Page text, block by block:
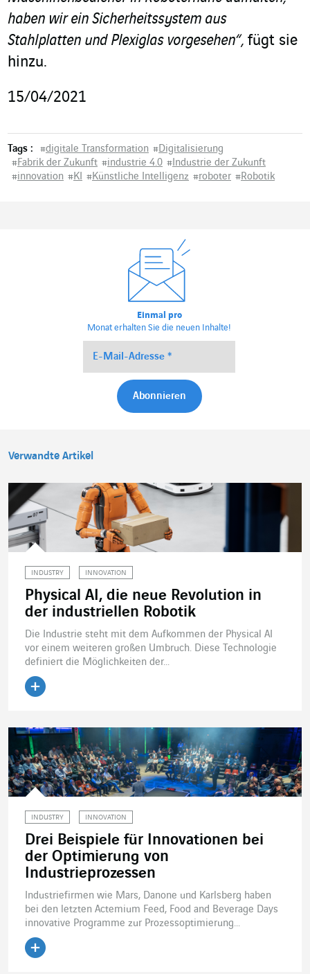
haben wir ein Sicherheitssystem aus
Stahlplatten und Plexiglas vorgesehen“, fügt sie
hinzu.
15/04/2021
Tags : #digitale Transformation #Digitalisierung
#Fabrik der Zukunft #industrie 4.0 #Industrie der Zukunft
#innovation #KI #Künstliche Intelligenz #roboter #Robotik
Einmal pro
Monat erhalten Sie die neuen Inhalte!
Verwandte Artikel
INDUSTRY INNOVATION
Physical AI, die neue Revolution in
der industriellen Robotik
Die Industrie steht mit dem Aufkommen der Physical AI
vor einem weiteren großen Umbruch. Diese Technologie
definiert die Möglichkeiten der...
INDUSTRY INNOVATION
Drei Beispiele für Innovationen bei
der Optimierung von
Industrieprozessen
Industriefirmen wie Mars, Danone und Karlsberg haben
bei den letzten Actemium Feed, Food and Beverage Days
innovative Programme zur Prozessoptimierung...